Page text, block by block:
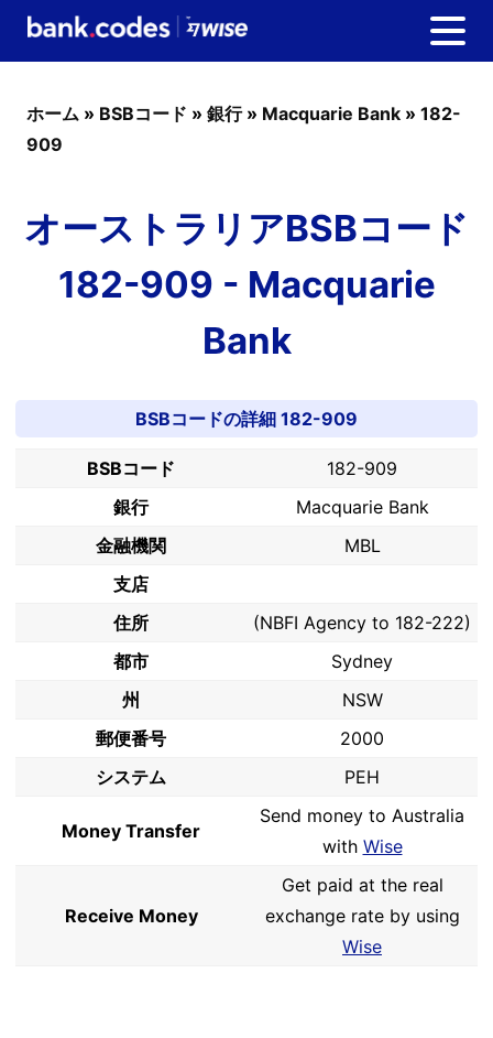
ホーム » BSBコード » 銀行» Macquarie Bank » 182-
909
オーストラリアBSBコード
182-909 - Macquarie
Bank
BSBコードの詳細 182-909
BSBコード
182-909
銀行
Macquarie Bank
金融機関
MBL
支店
住所
(NBFI Agency to 182-222)
都市
Sydney
州
NSW
郵便番号
2000
システム
PEH
Money Transfer
Send money to Australia
with Wise
Receive Money
Get paid at the real
exchange rate by using
Wise